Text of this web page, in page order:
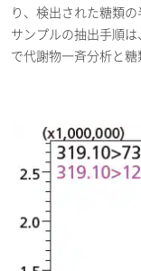
り、検出された糖類
サンプルの抽出手順
で代謝物一斉分析と糖